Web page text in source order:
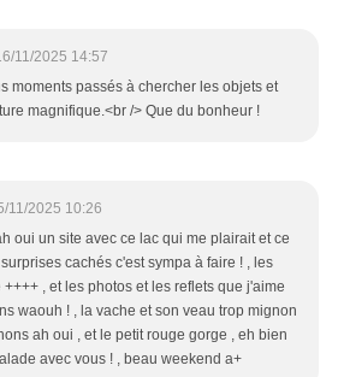
11/2025 14:57
moments passés à chercher les objets et
magnifique.<br /> Que du bonheur !
11/2025 10:26
oui un site avec ce lac qui me plairait et ce
cachés c'est sympa à faire ! , les
, et les photos et les reflets que j'aime
waouh ! , la vache et son veau trop mignon
ah oui , et le petit rouge gorge , eh bien
avec vous ! , beau weekend a+